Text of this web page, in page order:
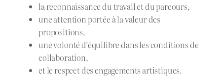
la reconnaissance du travail et du parcours,
une attention portée à la valeur des
propositions,
une volonté d’équilibre dans les conditions de
collaboration,
et le respect des engagements artistiques.